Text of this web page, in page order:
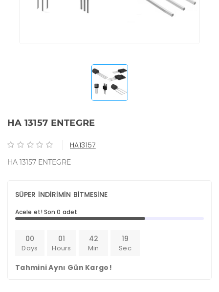
HA 13157 ENTEGRE
HA13157
HA 13157 ENTEGRE
SÜPER İNDİRİMİN BİTMESİNE
Acele et! Son 0 adet
00
Days
01
Hours
42
Min
19
Sec
Tahmini Aynı Gün Kargo!